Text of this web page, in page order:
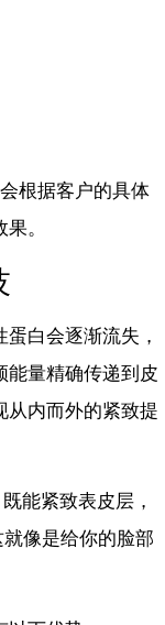
根据客户的具体
。
白会逐渐流失，
能量精确传递到皮
从内而外的紧致提
能紧致表皮层，
像是给你的脸部